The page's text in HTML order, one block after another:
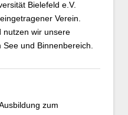
Bielefeld e.V.
Verein.
nutzen wir unsere
See und Binnenbereich.
zum